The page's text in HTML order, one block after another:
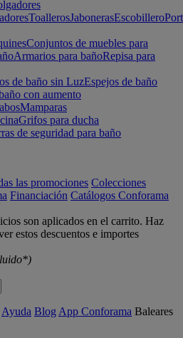
ToallerosJabonerasEscobillero
Conjuntos de muebles para
Armarios para bañoRepisa para
de baño sin LuzEspejos de baño
con aumento
Mamparas
Grifos para ducha
de seguridad para baño
las promociones Colecciones
Financiación Catálogos Conforama
son aplicados en el carrito. Haz
estos descuentos e importes
Ayuda Blog App Conforama Baleares